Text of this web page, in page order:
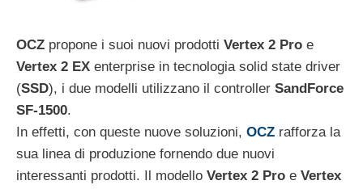
OCZ propone i suoi nuovi prodotti Vertex 2 Pro e
Vertex 2 EX enterprise in tecnologia solid state driver
(SSD), i due modelli utilizzano il controller SandForce
SF-1500.
In effetti, con queste nuove soluzioni, OCZ rafforza la
sua linea di produzione fornendo due nuovi
interessanti prodotti. Il modello Vertex 2 Pro e Vertex